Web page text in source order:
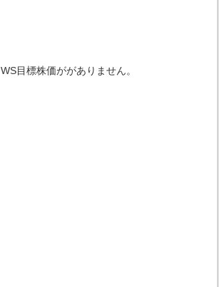
WS目標株価ががありません。